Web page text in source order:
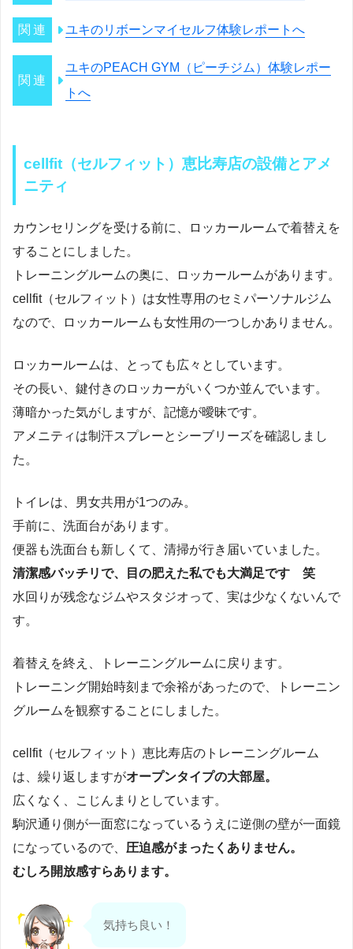
ユキのリボーンマイセルフ体験レポートへ
ユキのPEACH GYM（ピーチジム）体験レポー
トへ
cellfit（セルフィット）恵比寿店の設備とアメ
ニティ
カウンセリングを受ける前に、ロッカールームで着替えを
することにしました。
トレーニングルームの奥に、ロッカールームがあります。
cellfit（セルフィット）は女性専用のセミパーソナルジム
なので、ロッカールームも女性用の一つしかありません。
ロッカールームは、とっても広々としています。
その長い、鍵付きのロッカーがいくつか並んでいます。
薄暗かった気がしますが、記憶が曖昧です。
アメニティは制汗スプレーとシーブリーズを確認しまし
た。
トイレは、男女共用が1つのみ。
手前に、洗面台があります。
便器も洗面台も新しくて、清掃が行き届いていました。
清潔感バッチリで、目の肥えた私でも大満足です 笑
水回りが残念なジムやスタジオって、実は少なくないんで
す。
着替えを終え、トレーニングルームに戻ります。
トレーニング開始時刻まで余裕があったので、トレーニン
グルームを観察することにしました。
cellfit（セルフィット）恵比寿店のトレーニングルーム
は、繰り返しますがオープンタイプの大部屋。
広くなく、こじんまりとしています。
駒沢通り側が一面窓になっているうえに逆側の壁が一面鏡
になっているので、 圧迫感がまったくありません。
むしろ開放感すらあります。
気持ち良い！